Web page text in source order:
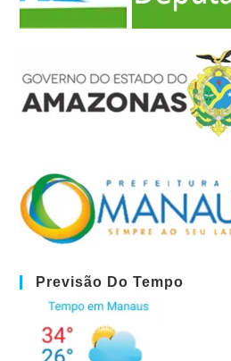
Previsão Do Tempo